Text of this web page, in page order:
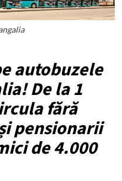
autobuzele
De la 1
fără
pensionarii
de 4.000